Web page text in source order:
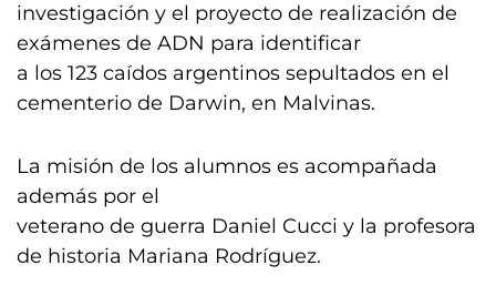
investigación y el proyecto de realización de
exámenes de ADN para identificar
a los 123 caídos argentinos sepultados en el
cementerio de Darwin, en Malvinas.
La misión de los alumnos es acompañada
además por el
veterano de guerra Daniel Cucci y la profesora
de historia Mariana Rodríguez.